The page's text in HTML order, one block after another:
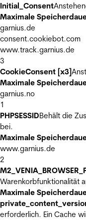
Initial_Consent
Maximale
garnius.de
consent.cookiebot.com
www.track.garnius.de
3
CookieConsent [x3]
Maximale
garnius.no
1
PHPSESSIDBehält die
bei.
Maximale
www.garnius.de
2
Warenkorbfunktionalität
Maximale
erforderlich. Ein Cache